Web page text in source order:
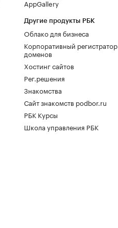
AppGallery
Другие продукты РБК
Облако для бизнеса
Корпоративный регистратор
доменов
Хостинг сайтов
Рег.решения
Знакомства
Сайт знакомств podbor.ru
РБК Курсы
Школа управления РБК